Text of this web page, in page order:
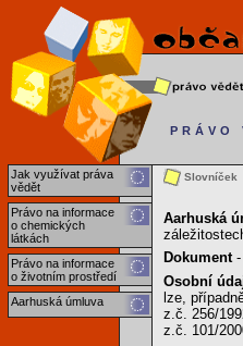
Jak využívat práva
vědět
Právo na informace
o chemických
látkách
Právo na informace
o životním prostředí
Aarhuská úmluva
PRÁVO
Slovníček
Aarhuská
Dokument-
Osobní
lze,
z.č. 256/
z.č. 101/